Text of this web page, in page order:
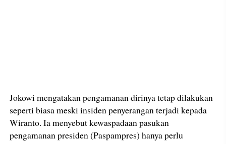
Jokowi mengatakan pengamanan dirinya tetap dilakukan
seperti biasa meski insiden penyerangan terjadi kepada
Wiranto. Ia menyebut kewaspadaan pasukan
pengamanan presiden (Paspampres) hanya perlu